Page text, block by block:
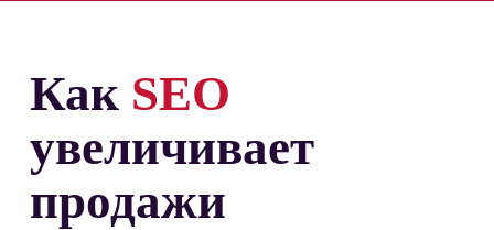
Как SEO
увеличивает
продажи